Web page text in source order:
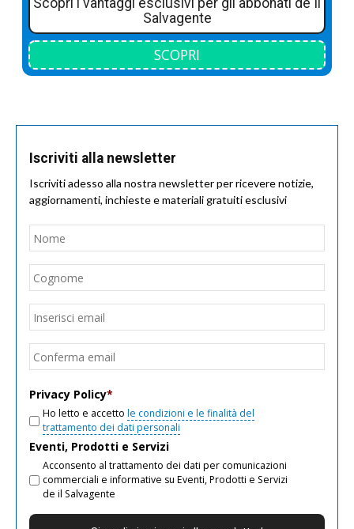
Scopri i vantaggi esclusivi per gli abbonati de Il
Salvagente
SCOPRI
Iscriviti alla newsletter
Iscriviti adesso alla nostra newsletter per ricevere notizie,
aggiornamenti, inchieste e materiali gratuiti esclusivi
Nome
Email
Privacy Policy*
Ho letto e accetto le condizioni e le finalità del
trattamento dei dati personali
Eventi, Prodotti e Servizi
Acconsento al trattamento dei dati per comunicazioni
commerciali e informative su Eventi, Prodotti e Servizi
de il Salvagente